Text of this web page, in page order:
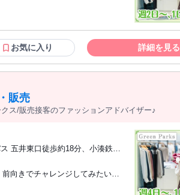
「コーディネイトを組むのが好
ではお客様の視線があるため、未
ラーコーディネート」の資格をお
パート、派遣問わず、様々な業
お気に入り 詳細を見る
販売
ス/販売接客のファッションアドバイザー♪
五井東口徒歩約18分、小湊鉄道
向きでチャレンジしてみたい方